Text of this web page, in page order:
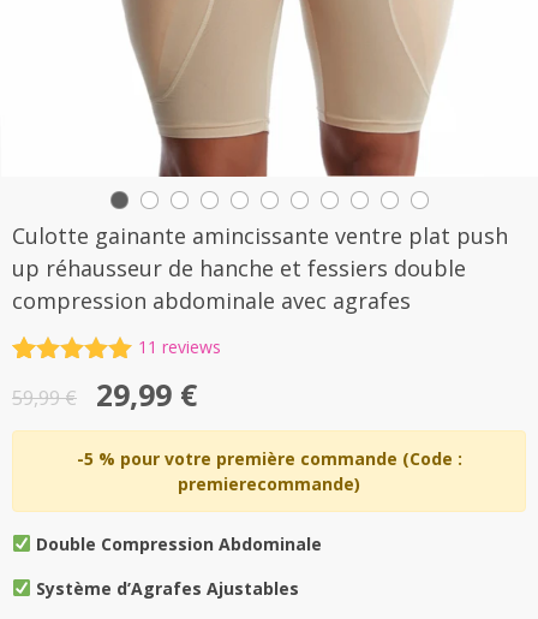
Culotte gainante amincissante ventre plat push
up réhausseur de hanche et fessiers double
compression abdominale avec agrafes
sur 5
basé sur
notations
11 reviews
59,99€
Le
prix
initial
était :
59,99 €.
29,99 €
Le
prix
actuel
est :
29,99 €.
-5 % pour votre première commande (Code :
premierecommande)
Double Compression Abdominale
Système d’Agrafes Ajustables